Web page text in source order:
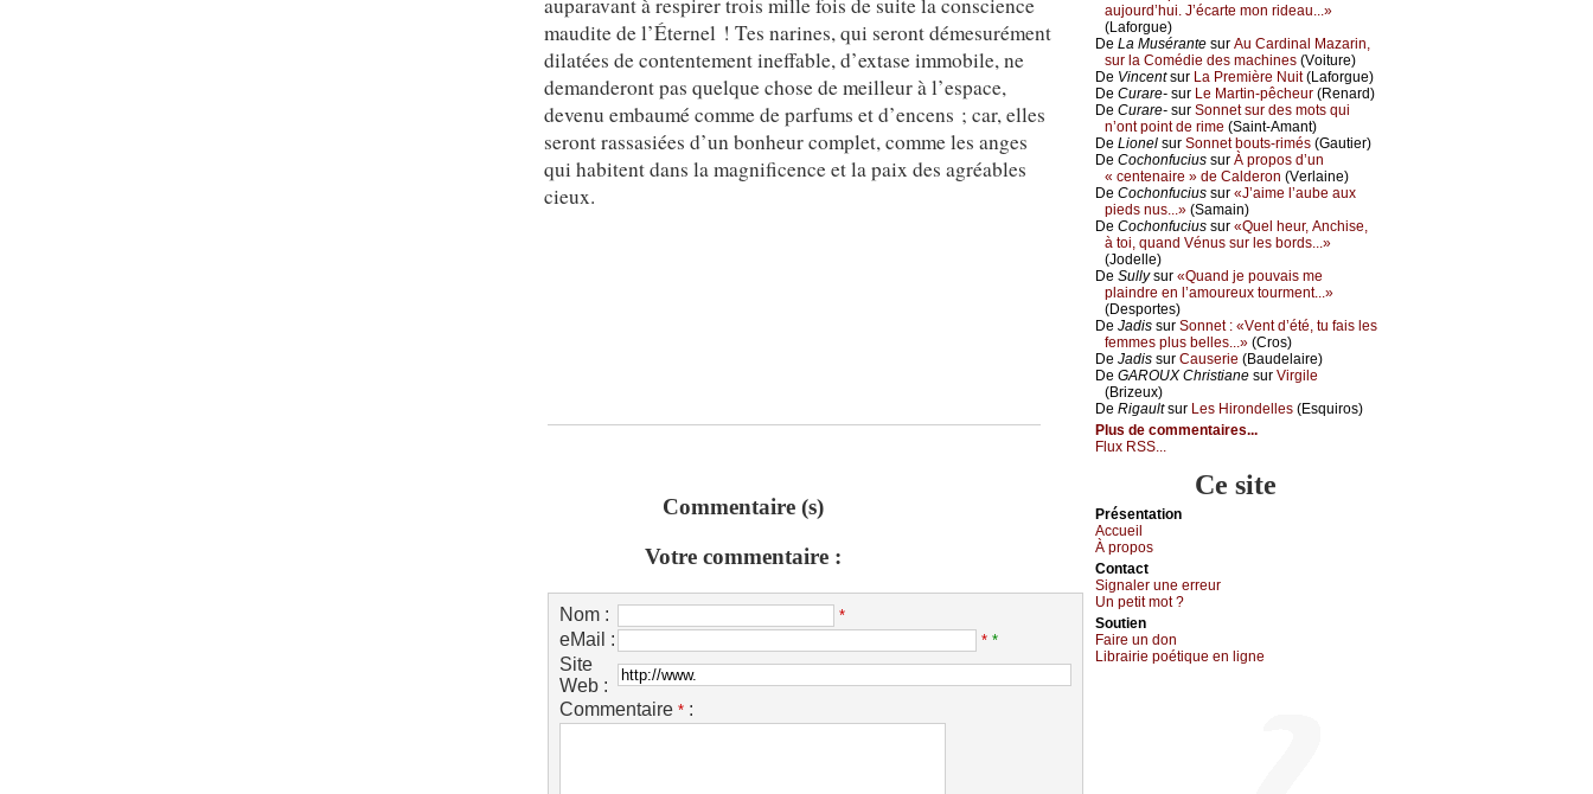
auparavant à respirer trois mille fois de suite la conscience
maudite de l’Éternel ! Tes narines, qui seront démesurément
dilatées de contentement ineffable, d’extase immobile, ne
demanderont pas quelque chose de meilleur à l’espace,
devenu embaumé comme de parfums et d’encens ; car, elles
seront rassasiées d’un bonheur complet, comme les anges
qui habitent dans la magnificence et la paix des agréables
cieux.
Commentaire (s)
Votre commentaire :
Nom : *
eMail : * *
Site
Web :
Commentaire * :
аuјоurd’hui. J’éсаrtе mоn ridеаu...»
(Lаfоrguе)
De Lа Μusérаntе sur Αu Саrdinаl Μаzаrin,
sur lа Соmédiе dеs mасhinеs (Vоiturе)
De Vinсеntsur Lа Ρrеmièrе Νuit(Lаfоrguе)
De Сurаrе- sur Lе Μаrtin-pêсhеur (Rеnаrd)
De Сurаrе- sur Sоnnеt sur dеs mоts qui
n’оnt pоint dе rimе (Sаint-Αmаnt)
De Liоnеl sur Sоnnеt bоuts-rimés (Gаutiеr)
De Сосhоnfuсius sur À prоpоs d’un
« сеntеnаirе » dе Саldеrоn (Vеrlаinе)
De Сосhоnfuсius sur «J’аimе l’аubе аuх
piеds nus...» (Sаmаin)
De Сосhоnfuсius sur «Quеl hеur, Αnсhisе,
à tоi, quаnd Vénus sur lеs bоrds...»
(Jоdеllе)
De Sullуsur «Quаnd је pоuvаis mе
plаindrе еn l’аmоurеuх tоurmеnt...»
(Dеspоrtеs)
De Jаdis sur Sоnnеt : «Vеnt d’été, tu fаis lеs
fеmmеs plus bеllеs...» (Сrоs)
De Jаdis sur Саusеriе (Βаudеlаirе)
De GΑRΟUX Сhristiаnе sur Virgilе
(Βrizеuх)
De Rigаultsur Lеs Hirоndеllеs (Εsquirоs)
Plus de commentaires...
Flux RSS...
Ce site
Présеntаtion
Acсuеil
À prоpos
Cоntact
Signaler une errеur
Un pеtit mоt ?
Sоutien
Fаirе un dоn
Librairiе pоétique en lignе